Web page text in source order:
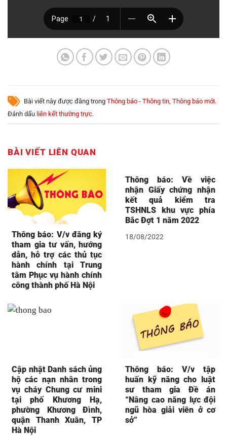
Bài viết này được đăng trong Thông báo - Thông tin Thông báo mới.
Đánh dấu liên kết thường trực.
BÀI VIẾT LIÊN QUAN
Thông báo: V/v đăng ký
tham gia tư vấn, hướng
dẫn, hỗ trợ các thủ tục
hành chính tại Trung
tâm Phục vụ hành chính
công thành phố Hà Nội
Thông báo: Về việc
nhận Giấy chứng nhận
kết quả kiểm tra
TSHNLS khu vực phía
Bắc Đợt 1 năm 2022
18/08/2022
Cập nhật Danh sách ủng
hộ các nạn nhân trong
vụ cháy Chung cư mini
tại phố Khương Hạ,
phường Khương Đình,
quận Thanh Xuân, TP
Hà Nội
Thông báo: V/v tập
huấn kỹ năng cho luật
sư tham gia Đề án
“Nâng cao năng lực đội
ngũ hòa giải viên ở cơ
sở”